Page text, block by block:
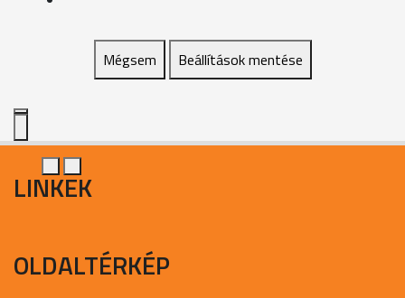
Mégsem Beállítások mentése
LINKEK
OLDALTÉRKÉP